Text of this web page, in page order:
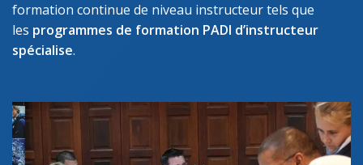
formation continue de niveau instructeur tels que
les programmes de formation PADI d’instructeur
spécialise.